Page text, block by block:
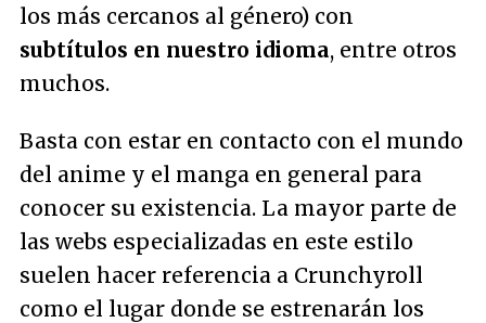
los más cercanos al género) con
subtítulos en nuestro idioma, entre otros
muchos.
Basta con estar en contacto con el mundo
del anime y el manga en general para
conocer su existencia. La mayor parte de
las webs especializadas en este estilo
suelen hacer referencia a Crunchyroll
como el lugar donde se estrenarán los